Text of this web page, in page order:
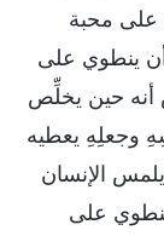
على محبة
ينطوي على
أنه حين يخلِّص
وجعلِهِ يعطيه
الإنسان
على